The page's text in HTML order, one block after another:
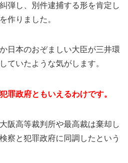
弾し、別件逮捕する形を肯定し
作りました。
日本のおぞましい大臣が三井環
ていたような気がします。
罪政府ともいえるわけです。
阪高等裁判所や最高裁は棄却し
察と犯罪政府に同調したという